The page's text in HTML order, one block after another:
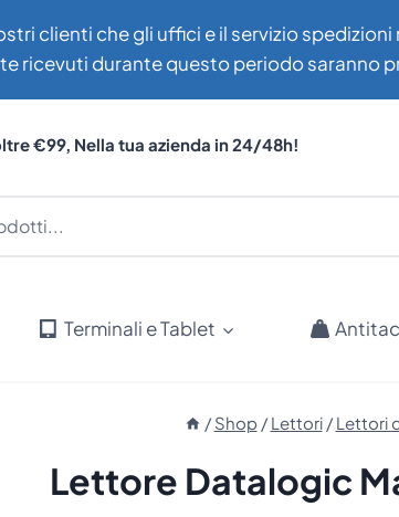
clienti che gli uffici e il servizio
ricevuti durante questo periodo saranno
€99, Nella tua azienda in 24/48h!
Terminali e Tablet
/ Shop / Lettori / Lettori
Lettore Datalogic